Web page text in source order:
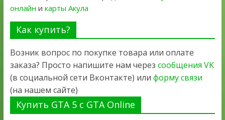
онлайн и карты Акула
Как купить?
Возник вопрос по покупке товара или оплате
заказа? Просто напишите нам через сообщения VK
(в социальной сети Вконтакте) или форму связи
(на нашем сайте)
Купить GTA 5 с GTA Online